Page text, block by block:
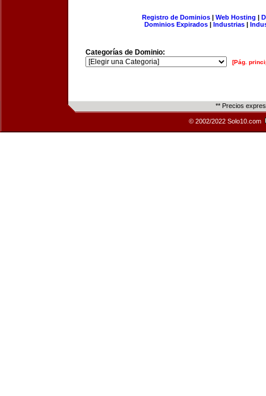
Registro de Dominios| Web Hosting |
Dominios Expirados | Industrias |
Categorías de Dominio:
[Pág.
** Precios
© 2002/2022 Solo10.com